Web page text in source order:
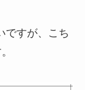
ですが、こち